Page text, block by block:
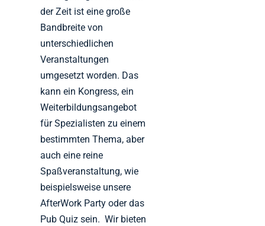
der Zeit ist eine große
Bandbreite von
unterschiedlichen
Veranstaltungen
umgesetzt worden. Das
kann ein Kongress, ein
Weiterbildungsangebot
für Spezialisten zu einem
bestimmten Thema, aber
auch eine reine
Spaßveranstaltung, wie
beispielsweise unsere
AfterWork Party oder das
Pub Quiz sein. Wir bieten